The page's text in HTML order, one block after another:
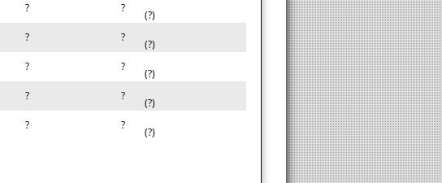
? ?
(?)
? ?
(?)
? ?
(?)
? ?
(?)
? ?
(?)